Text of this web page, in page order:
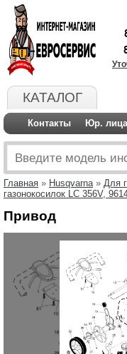
КАТАЛОГ
Контакты Юр.
Главная » Husqvarna» Для
газонокосилок LC 356V,
Привод